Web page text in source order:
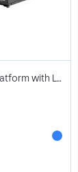
Selens Work Platform with Locking Drawer